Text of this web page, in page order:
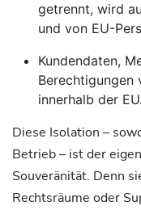
getrennt, wird
und von EU-
Kundendaten,
Berechtigungen
innerhalb der
Diese Isolation –
Betrieb – ist der
Souveränität. Denn
Rechtsräume oder